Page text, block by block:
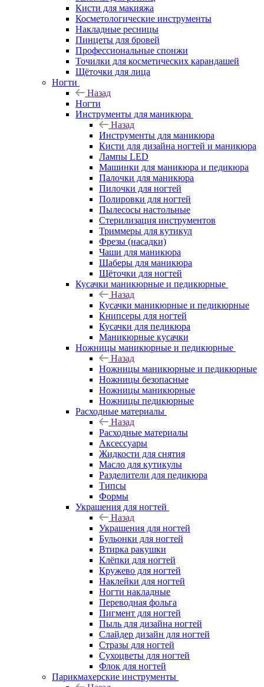
Кисти для макияжа
Косметологические инструменты
Накладные ресницы
Пинцеты для бровей
Профессиональные спонжи
Точилки для косметических карандашей
Щёточки для лица
Ногти
Назад
Ногти
Инструменты для маникюра
Назад
Инструменты для маникюра
Кисти для дизайна ногтей и маникюра
Лампы LED
Машинки для маникюра и педикюра
Палочки для маникюра
Пилочки для ногтей
Полировки для ногтей
Пылесосы настольные
Стерилизация инструментов
Триммеры для кутикул
Фрезы (насадки)
Чаши для маникюра
Шаберы для маникюра
Щёточки для ногтей
Кусачки маникюрные и педикюрные
Назад
Кусачки маникюрные и педикюрные
Книпсеры для ногтей
Кусачки для педикюра
Маникюрные кусачки
Ножницы маникюрные и педикюрные
Назад
Ножницы маникюрные и педикюрные
Ножницы безопасные
Ножницы маникюрные
Ножницы педикюрные
Расходные материалы
Назад
Расходные материалы
Аксессуары
Жидкости для снятия
Масло для кутикулы
Разделители для педикюра
Типсы
Формы
Украшения для ногтей
Назад
Украшения для ногтей
Бульонки для ногтей
Втирка ракушки
Клёпки для ногтей
Кружево для ногтей
Наклейки для ногтей
Ногти накладные
Переводная фольга
Пигмент для ногтей
Пыль для дизайна ногтей
Слайдер дизайн для ногтей
Стразы для ногтей
Сухоцветы для ногтей
Флок для ногтей
Парикмахерские инструменты